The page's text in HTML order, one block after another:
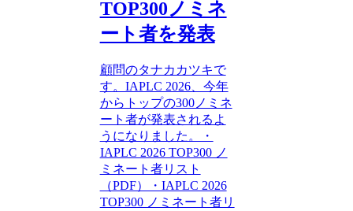
TOP300ノミネ
ート者を発表
顧問のタナカカツキで
す。IAPLC 2026、今年
からトップの300ノミネ
ート者が発表されるよ
うになりました。・
IAPLC 2026 TOP300 ノ
ミネート者リスト
（PDF）・IAPLC 2026
TOP300 ノミネート者リ